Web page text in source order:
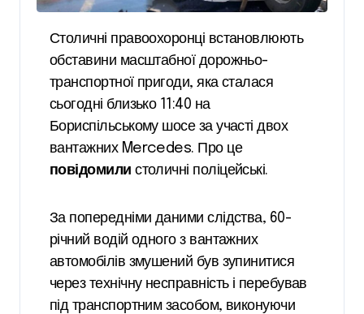
Столичні правоохоронці встановлюють
обставини масштабної дорожньо-
транспортної пригоди, яка сталася
сьогодні близько 11:40 на
Бориспільському шосе за участі двох
вантажних Mercedes. Про це
повідомили столичні поліцейські.
За попередніми даними слідства, 60-
річний водій одного з вантажних
автомобілів змушений був зупинитися
через технічну несправність і перебував
під транспортним засобом, виконуючи